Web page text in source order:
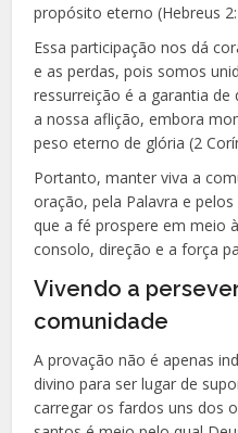
propósito eterno (Hebreus
Essa participação nos dá
e as perdas, pois somos
ressurreição é a garantia
a nossa aflição, embora
peso eterno de glória (2
Portanto, manter viva a
oração, pela Palavra e
que a fé prospere em meio
consolo, direção e a força
Vivendo a
comunidade
A provação não é apenas
divino para ser lugar de
carregar os fardos uns dos